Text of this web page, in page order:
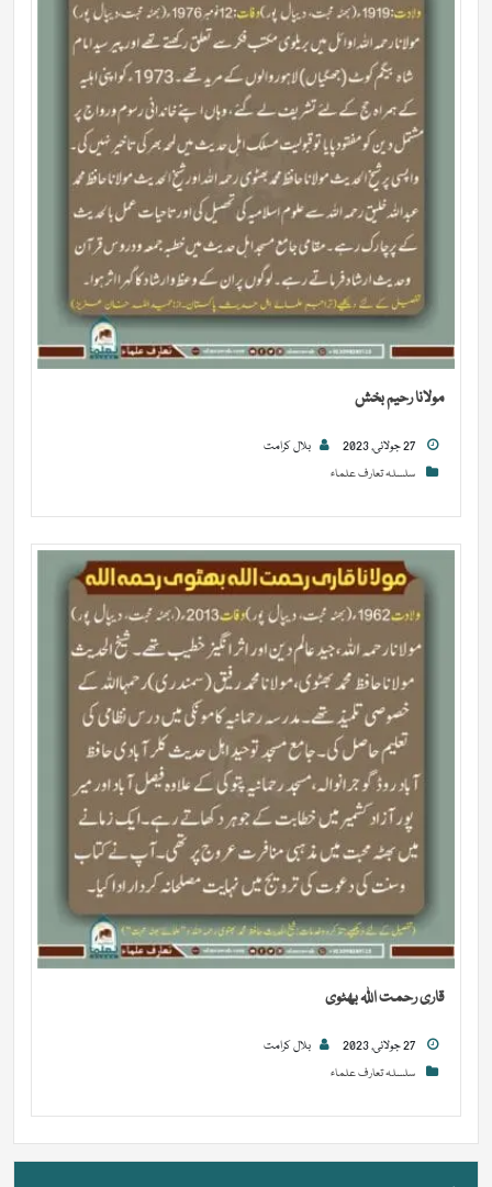
مولانا رحیم بخش
بلال کرامت
سلسلہ تعارف علماء
قاری رحمت اللہ بھٹوی
بلال کرامت
سلسلہ تعارف علماء